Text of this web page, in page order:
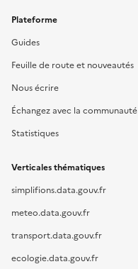
Plateforme
Guides
Feuille de route et nouveautés
Nous écrire
Échangez avec la communauté
Statistiques
Verticales thématiques
simplifions.data.gouv.fr
meteo.data.gouv.fr
transport.data.gouv.fr
ecologie.data.gouv.fr